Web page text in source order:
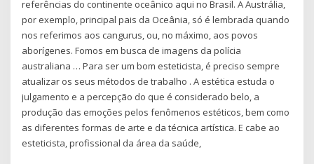
referências do continente oceânico aqui no Brasil. A Austrália,
por exemplo, principal pais da Oceânia, só é lembrada quando
nos referimos aos cangurus, ou, no máximo, aos povos
aborígenes. Fomos em busca de imagens da polícia
australiana … Para ser um bom esteticista, é preciso sempre
atualizar os seus métodos de trabalho . A estética estuda o
julgamento e a percepção do que é considerado belo, a
produção das emoções pelos fenômenos estéticos, bem como
as diferentes formas de arte e da técnica artística. E cabe ao
esteticista, profissional da área da saúde,